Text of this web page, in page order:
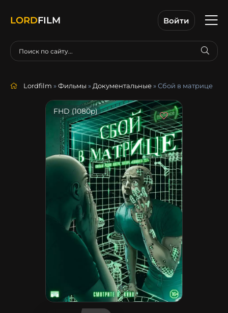
LORDFILM Войти
Lordfilm »Фильмы » Документальные» Сбой в матрице
FHD (1080p)